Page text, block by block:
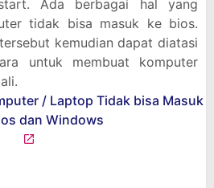
Ada berbagai hal yang
tidak bisa masuk ke bios.
kemudian dapat diatasi
untuk membuat komputer